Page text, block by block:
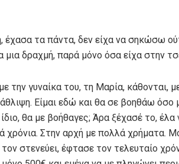
έχασα τα πάντα, δεν είχα να σηκώσω
μια δραχμή, παρά μόνο όσα είχα στην
την γυναίκα του, τη Μαρία, κάθονται,
Είμαι εδώ και θα σε βοηθάω
θα με βοήθαγες; Άρα ξέχασέ το,
Στην αρχή με πολλά χρήματα.
στενεύει, έφτασε τον τελευταίο